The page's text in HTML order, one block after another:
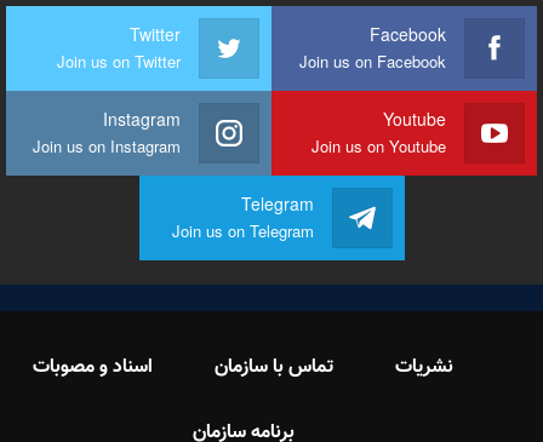
Facebook
Join us on Facebook
Twitter
Join us on Twitter
Youtube
Join us on Youtube
Instagram
Join us on Instagram
Telegram
Join us on Telegram
نشریات تماس با سازمان اسناد و مصوبات
برنامه سازمان